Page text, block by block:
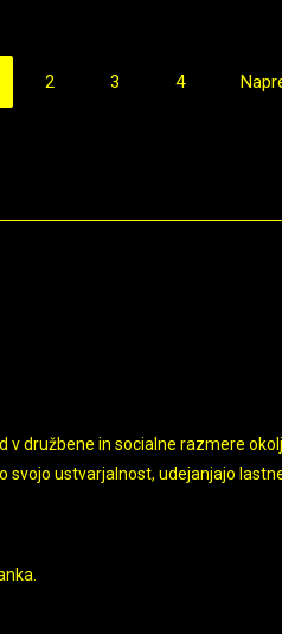
2 3 4
družbene in socialne razmere
ustvarjalnost, udejanjajo